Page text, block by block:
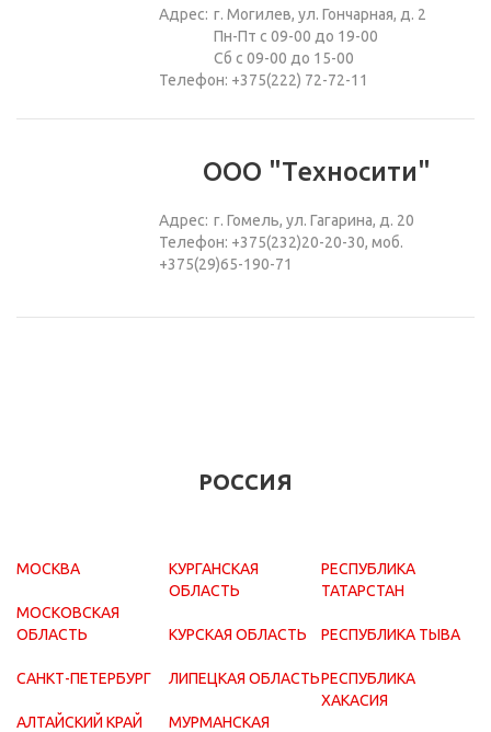
Адрес: г. Могилев, ул. Гончарная, д. 2
Пн-Пт с 09-00 до 19-00
Сб с 09-00 до 15-00
Телефон: +375(222) 72-72-11
ООО "Техносити"
Адрес: г. Гомель, ул. Гагарина, д. 20
Телефон: +375(232)20-20-30, моб.
+375(29)65-190-71
РОССИЯ
МОСКВА
МОСКОВСКАЯ
ОБЛАСТЬ
САНКТ-ПЕТЕРБУРГ
АЛТАЙСКИЙ КРАЙ
КУРГАНСКАЯ
ОБЛАСТЬ
КУРСКАЯ ОБЛАСТЬ
ЛИПЕЦКАЯ ОБЛАСТЬ
МУРМАНСКАЯ
РЕСПУБЛИКА
ТАТАРСТАН
РЕСПУБЛИКА ТЫВА
РЕСПУБЛИКА
ХАКАСИЯ